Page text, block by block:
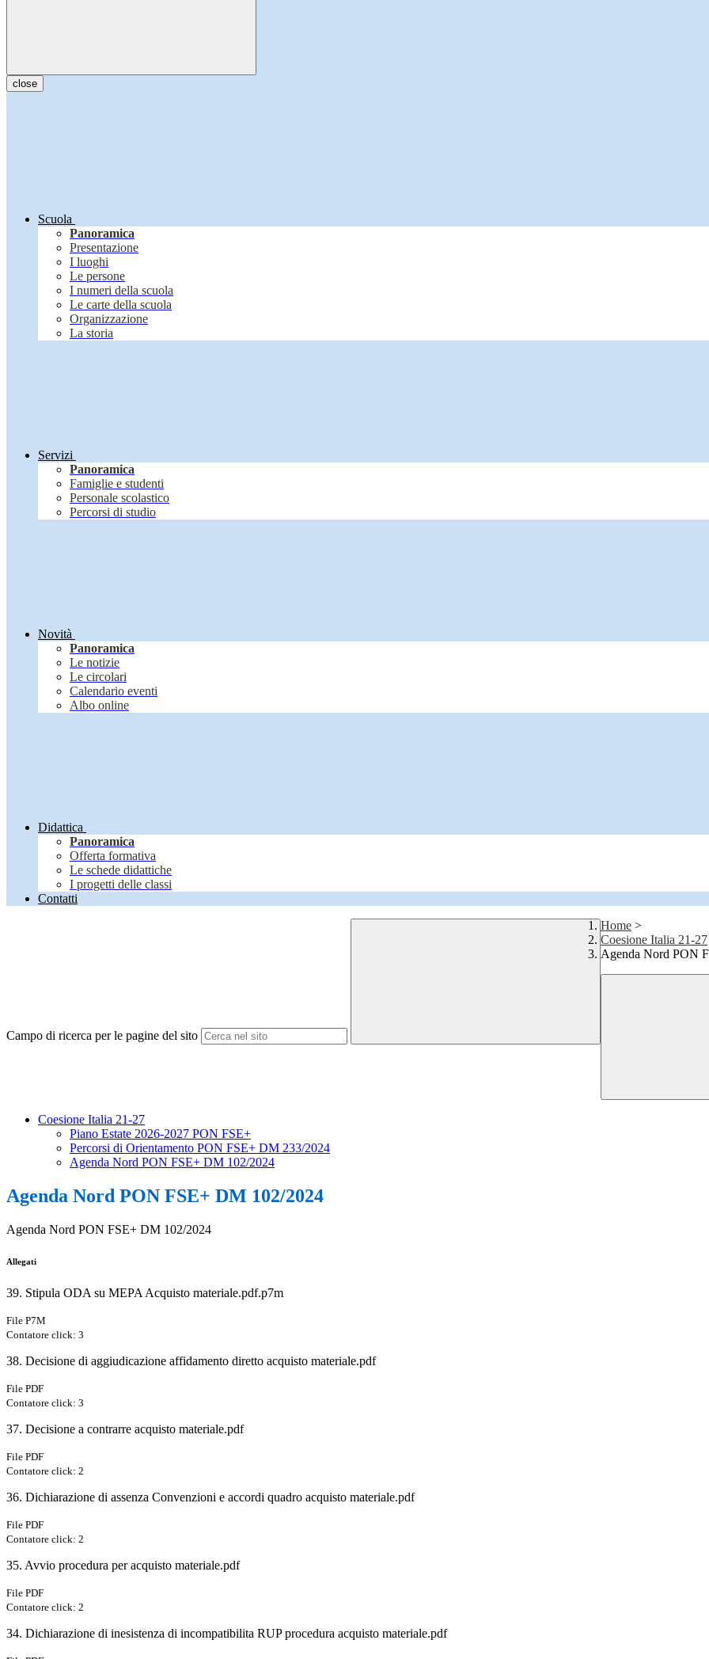
close
Scuola
Panoramica
Presentazione
I luoghi
Le persone
I numeri della scuola
Le carte della scuola
Organizzazione
La storia
Servizi
Panoramica
Famiglie e studenti
Personale scolastico
Percorsi di studio
Novità
Panoramica
Le notizie
Le circolari
Calendario eventi
Albo online
Didattica
Panoramica
Offerta formativa
Le schede didattiche
I progetti delle classi
Contatti
Campo di ricerca per le pagine del sito
Home >
Coesione Italia 21-27
Agenda Nord PON
Coesione Italia 21-27
Piano Estate 2026-2027 PON FSE+
Percorsi di Orientamento PON FSE+ DM 233/2024
Agenda Nord PON FSE+ DM 102/2024
Agenda Nord PON FSE+ DM 102/2024
Agenda Nord PON FSE+ DM 102/2024
Allegati
39. Stipula ODA su MEPA Acquisto materiale.pdf.p7m
File P7M
Contatore click: 3
38. Decisione di aggiudicazione affidamento diretto acquisto materiale.pdf
File PDF
Contatore click: 3
37. Decisione a contrarre acquisto materiale.pdf
File PDF
Contatore click: 2
36. Dichiarazione di assenza Convenzioni e accordi quadro acquisto materiale.pdf
File PDF
Contatore click: 2
35. Avvio procedura per acquisto materiale.pdf
File PDF
Contatore click: 2
34. Dichiarazione di inesistenza di incompatibilita RUP procedura acquisto materiale.pdf